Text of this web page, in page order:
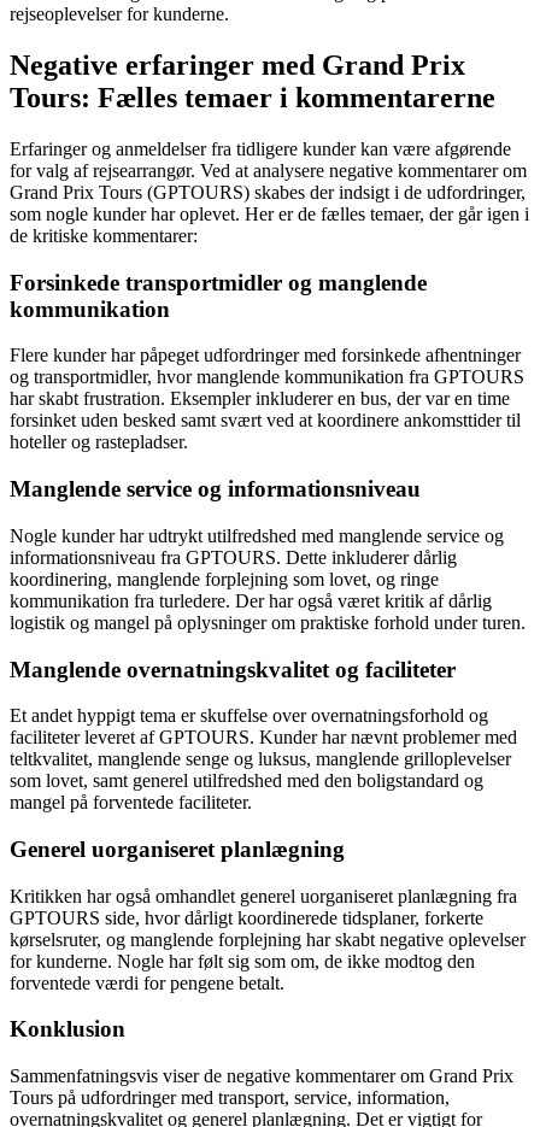
rejseoplevelser for kunderne.
Negative erfaringer med Grand Prix
Tours: Fælles temaer i kommentarerne
Erfaringer og anmeldelser fra tidligere kunder kan være afgørende
for valg af rejsearrangør. Ved at analysere negative kommentarer om
Grand Prix Tours (GPTOURS) skabes der indsigt i de udfordringer,
som nogle kunder har oplevet. Her er de fælles temaer, der går igen i
de kritiske kommentarer:
Forsinkede transportmidler og manglende
kommunikation
Flere kunder har påpeget udfordringer med forsinkede afhentninger
og transportmidler, hvor manglende kommunikation fra GPTOURS
har skabt frustration. Eksempler inkluderer en bus, der var en time
forsinket uden besked samt svært ved at koordinere ankomsttider til
hoteller og rastepladser.
Manglende service og informationsniveau
Nogle kunder har udtrykt utilfredshed med manglende service og
informationsniveau fra GPTOURS. Dette inkluderer dårlig
koordinering, manglende forplejning som lovet, og ringe
kommunikation fra turledere. Der har også været kritik af dårlig
logistik og mangel på oplysninger om praktiske forhold under turen.
Manglende overnatningskvalitet og faciliteter
Et andet hyppigt tema er skuffelse over overnatningsforhold og
faciliteter leveret af GPTOURS. Kunder har nævnt problemer med
teltkvalitet, manglende senge og luksus, manglende grilloplevelser
som lovet, samt generel utilfredshed med den boligstandard og
mangel på forventede faciliteter.
Generel uorganiseret planlægning
Kritikken har også omhandlet generel uorganiseret planlægning fra
GPTOURS side, hvor dårligt koordinerede tidsplaner, forkerte
kørselsruter, og manglende forplejning har skabt negative oplevelser
for kunderne. Nogle har følt sig som om, de ikke modtog den
forventede værdi for pengene betalt.
Konklusion
Sammenfatningsvis viser de negative kommentarer om Grand Prix
Tours på udfordringer med transport, service, information,
overnatningskvalitet og generel planlægning. Det er vigtigt for